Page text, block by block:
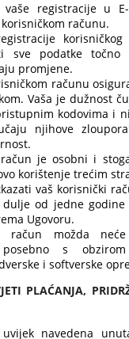
vaše registracije u
računu.
sve podatke
promjene.
računu
Vaša je dužnost
kodovima i
njihove
je osobni i
korištenje trećim
vaš korisnički
od jedne
Ugovoru.
račun možda
posebno s
i softverske
PLAĆANJA,
navedena